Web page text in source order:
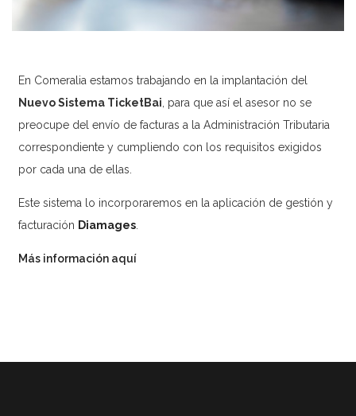
En Comeralia estamos trabajando en la implantación del
Nuevo Sistema TicketBai, para que así el asesor no se
preocupe del envío de facturas a la Administración Tributaria
correspondiente y cumpliendo con los requisitos exigidos
por cada una de ellas.
Este sistema lo incorporaremos en la aplicación de gestión y
facturación Diamages.
Más información aquí